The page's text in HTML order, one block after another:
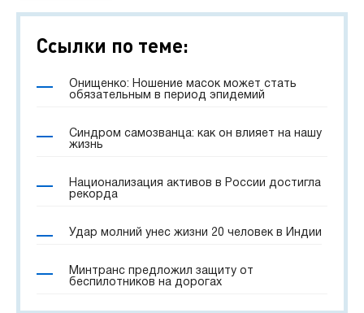
Ссылки по теме:
Онищенко: Ношение масок может стать
обязательным в период эпидемий
Синдром самозванца: как он влияет на нашу
жизнь
Национализация активов в России достигла
рекорда
Удар молний унес жизни 20 человек в Индии
Минтранс предложил защиту от
беспилотников на дорогах